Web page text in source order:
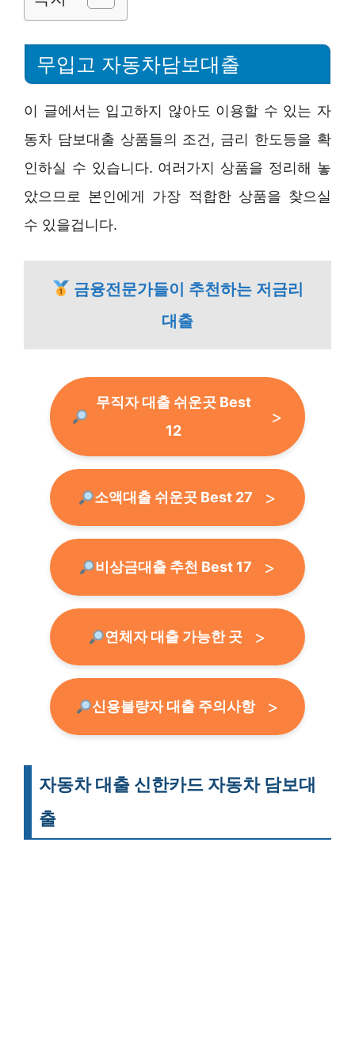
무입고 자동차담보대출
이 글에서는 입고하지 않아도 이용할 수 있는 자
동차 담보대출 상품들의 조건, 금리 한도등을 확
인하실 수 있습니다. 여러가지 상품을 정리해 놓
았으므로 본인에게 가장 적합한 상품을 찾으실
수 있을겁니다.
금융전문가들이 추천하는 저금리
대출
무직자 대출 쉬운곳 Best
12
소액대출 쉬운곳 Best 27
비상금대출 추천 Best 17
연체자 대출 가능한 곳
신용불량자 대출 주의사항
자동차 대출 신한카드 자동차 담보대
출